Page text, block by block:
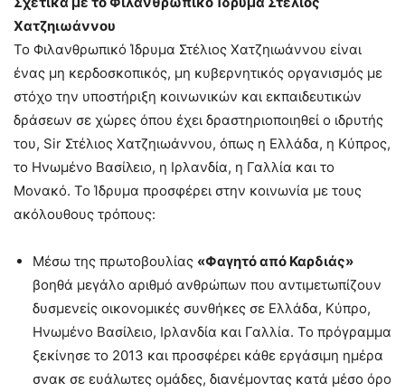
Χατζηιωάννου
Το Φιλανθρωπικό Ίδρυμα Στέλιος Χατζηιωάννου είναι
ένας μη κερδοσκοπικός, μη κυβερνητικός οργανισμός με
στόχο την υποστήριξη κοινωνικών και εκπαιδευτικών
δράσεων σε χώρες όπου έχει δραστηριοποιηθεί ο ιδρυτής
του, Sir Στέλιος Χατζηιωάννου, όπως η Ελλάδα, η Κύπρος,
το Ηνωμένο Βασίλειο, η Ιρλανδία, η Γαλλία και το
Μονακό. Το Ίδρυμα προσφέρει στην κοινωνία με τους
ακόλουθους τρόπους:
Μέσω της πρωτοβουλίας «Φαγητό από Καρδιάς»
βοηθά μεγάλο αριθμό ανθρώπων που αντιμετωπίζουν
δυσμενείς οικονομικές συνθήκες σε Ελλάδα, Κύπρο,
Ηνωμένο Βασίλειο, Ιρλανδία και Γαλλία. Το πρόγραμμα
ξεκίνησε το 2013 και προσφέρει κάθε εργάσιμη ημέρα
σνακ σε ευάλωτες ομάδες, διανέμοντας κατά μέσο όρο